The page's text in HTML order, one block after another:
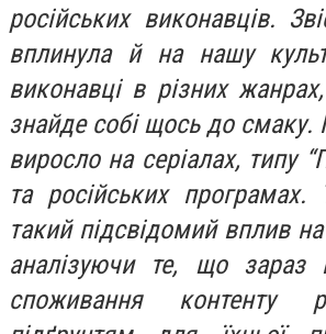
російських виконавців.
вплинула й на нашу
виконавці в різних
знайде собі щось до смаку.
виросло на серіалах, типу
та російськихпрограмах.
такий підсвідомий вплив
аналізуючи те, що зараз
споживання